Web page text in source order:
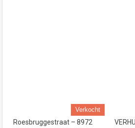
Verkocht
Roesbruggestraat – 8972